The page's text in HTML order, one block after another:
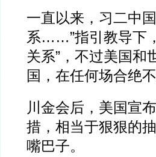
一直以来，习二中
系……”指引教导下
关系”，不过美国和
国，在任何场合绝
川金会后，美国宣
措，相当于狠狠的
嘴巴子。